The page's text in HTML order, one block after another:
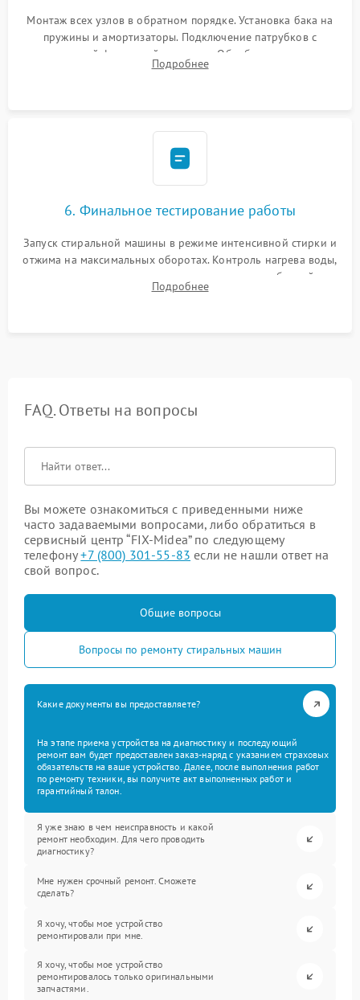
Монтаж всех узлов в обратном порядке. Установка бака на
пружины и амортизаторы. Подключение патрубков с
надежной фиксацией хомутами. Обработка стыков
герметиком для предотвращения возможных протечек воды.
Подробнее
6. Финальное тестирование работы
Запуск стиральной машины в режиме интенсивной стирки и
отжима на максимальных оборотах. Контроль нагрева воды,
корректности слива, отсутствия излишних вибраций,
посторонних стуков и протечек под корпусом.
Подробнее
FAQ. Ответы на вопросы
Вы можете ознакомиться с приведенными ниже
часто задаваемыми вопросами, либо обратиться в
сервисный центр “FIX-Midea” по следующему
телефону+7 (800) 301-55-83 если не нашли ответ на
свой вопрос.
Общие вопросы
Вопросы по ремонту стиральных машин
Какие документы вы предоставляете?
На этапе приема устройства на диагностику и последующий
ремонт вам будет предоставлен заказ-наряд с указанием страховых
обязательств на ваше устройство. Далее, после выполнения работ
по ремонту техники, вы получите акт выполненных работ и
гарантийный талон.
Я уже знаю в чем неисправность и какой
ремонт необходим. Для чего проводить
диагностику?
Мне нужен срочный ремонт. Сможете
сделать?
Я хочу, чтобы мое устройство
ремонтировали при мне.
Я хочу, чтобы мое устройство
ремонтировалось только оригинальными
запчастями.